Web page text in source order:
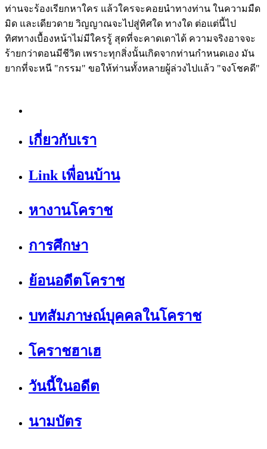
ท่านจะร้องเรียกหาใคร แล้วใครจะคอยนำทางท่าน ในความมืด
มิด และเดียวดาย วิญญาณจะไปสู่ทิศใด ทางใด ต่อแต่นี้ไป
ทิศทางเบื้องหน้าไม่มีใครรู้ สุดที่จะคาดเดาได้ ความจริงอาจจะ
ร้ายกว่าตอนมีชีวิต เพราะทุกสิ่งนั้นเกิดจากท่านกำหนดเอง มัน
ยากที่จะหนี "กรรม" ขอให้ท่านทั้งหลายผู้ล่วงไปแล้ว "จงโชคดี"
เกี่ยวกับเรา
Link เพื่อนบ้าน
หางานโคราช
การศึกษา
ย้อนอดีตโคราช
บทสัมภาษณ์บุคคลในโคราช
โคราชฮาเฮ
วันนี้ในอดีต
นามบัตร